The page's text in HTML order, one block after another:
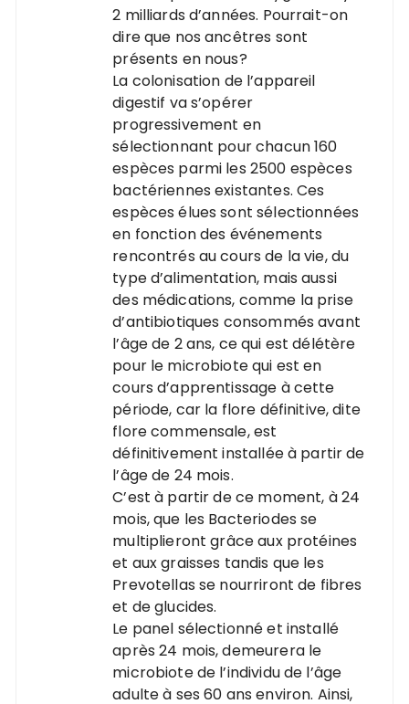
2 milliards d’années. Pourrait-on
dire que nos ancêtres sont
présents en nous?
La colonisation de l’appareil
digestif va s’opérer
progressivement en
sélectionnant pour chacun 160
espèces parmi les 2500 espèces
bactériennes existantes. Ces
espèces élues sont sélectionnées
en fonction des événements
rencontrés au cours de la vie, du
type d’alimentation, mais aussi
des médications, comme la prise
d’antibiotiques consommés avant
l’âge de 2 ans, ce qui est délétère
pour le microbiote qui est en
cours d’apprentissage à cette
période, car la flore définitive, dite
flore commensale, est
définitivement installée à partir de
l’âge de 24 mois.
C’est à partir de ce moment, à 24
mois, que les Bacteriodes se
multiplieront grâce aux protéines
et aux graisses tandis que les
Prevotellas se nourriront de fibres
et de glucides.
Le panel sélectionné et installé
après 24 mois, demeurera le
microbiote de l’individu de l’âge
adulte à ses 60 ans environ. Ainsi,